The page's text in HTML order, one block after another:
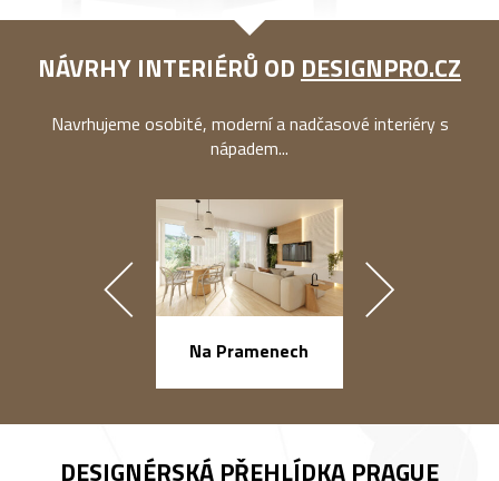
NÁVRHY INTERIÉRŮ OD DESIGNPRO.CZ
Navrhujeme osobité, moderní a nadčasové interiéry s
nápadem...
Na Pramenech
DESIGNÉRSKÁ PŘEHLÍDKA PRAGUE